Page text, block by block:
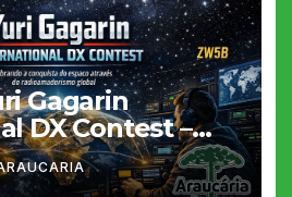
Gagarin
DX Contest –